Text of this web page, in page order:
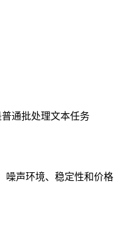
通批处理文本任务
噪声环境、稳定性和价格